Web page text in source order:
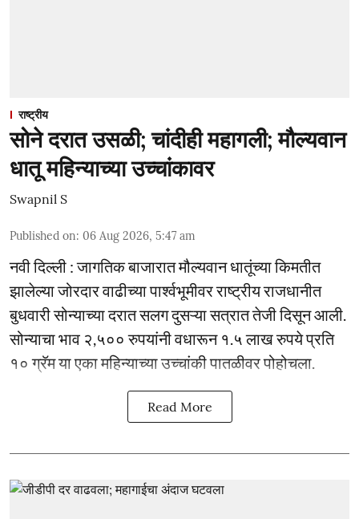
राष्ट्रीय
सोने दरात उसळी; चांदीही महागली; मौल्यवान
धातू महिन्याच्या उच्चांकावर
Swapnil S
Published on: 06 Aug 2026, 5:47 am
नवी दिल्ली : जागतिक बाजारात मौल्यवान धातूंच्या किमतीत
झालेल्या जोरदार वाढीच्या पार्श्वभूमीवर राष्ट्रीय राजधानीत
बुधवारी सोन्याच्या दरात सलग दुसऱ्या सत्रात तेजी दिसून आली.
सोन्याचा भाव २,५०० रुपयांनी वधारून १.५ लाख रुपये प्रति
१० ग्रॅम या एका महिन्याच्या उच्चांकी पातळीवर पोहोचला.
Read More